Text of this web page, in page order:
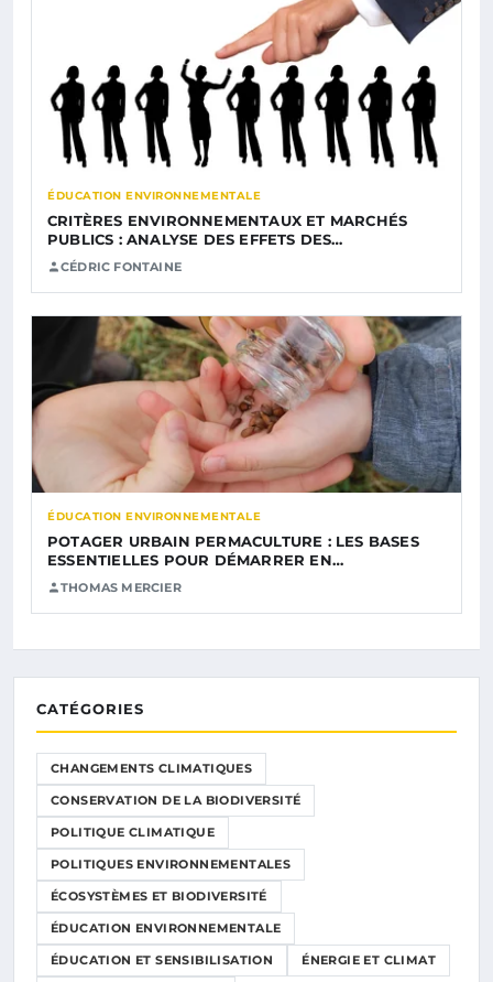
ÉDUCATION ENVIRONNEMENTALE
CRITÈRES ENVIRONNEMENTAUX ET MARCHÉS
PUBLICS : ANALYSE DES EFFETS DES…
CÉDRIC FONTAINE
ÉDUCATION ENVIRONNEMENTALE
POTAGER URBAIN PERMACULTURE : LES BASES
ESSENTIELLES POUR DÉMARRER EN…
THOMAS MERCIER
CATÉGORIES
CHANGEMENTS CLIMATIQUES
CONSERVATION DE LA BIODIVERSITÉ
POLITIQUE CLIMATIQUE
POLITIQUES ENVIRONNEMENTALES
ÉCOSYSTÈMES ET BIODIVERSITÉ
ÉDUCATION ENVIRONNEMENTALE
ÉDUCATION ET SENSIBILISATION ÉNERGIE ET CLIMAT